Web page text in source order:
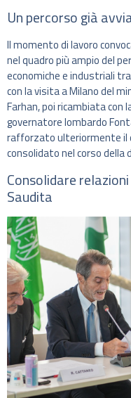
Un percorso già
Il momento di lavoro
nel quadro più ampio del
economiche e industriali
con la visita a Milano del
Farhan, poi ricambiata con
governatore lombardo
rafforzato ulteriormente il
consolidato nel corso della
Consolidare
Saudita